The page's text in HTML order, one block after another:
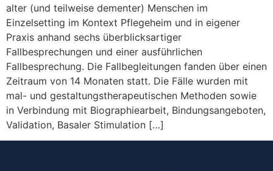
alter (und teilweise dementer) Menschen im
Einzelsetting im Kontext Pflegeheim und in eigener
Praxis anhand sechs überblicksartiger
Fallbesprechungen und einer ausführlichen
Fallbesprechung. Die Fallbegleitungen fanden über einen
Zeitraum von 14 Monaten statt. Die Fälle wurden mit
mal- und gestaltungstherapeutischen Methoden sowie
in Verbindung mit Biographiearbeit, Bindungsangeboten,
Validation, Basaler Stimulation […]